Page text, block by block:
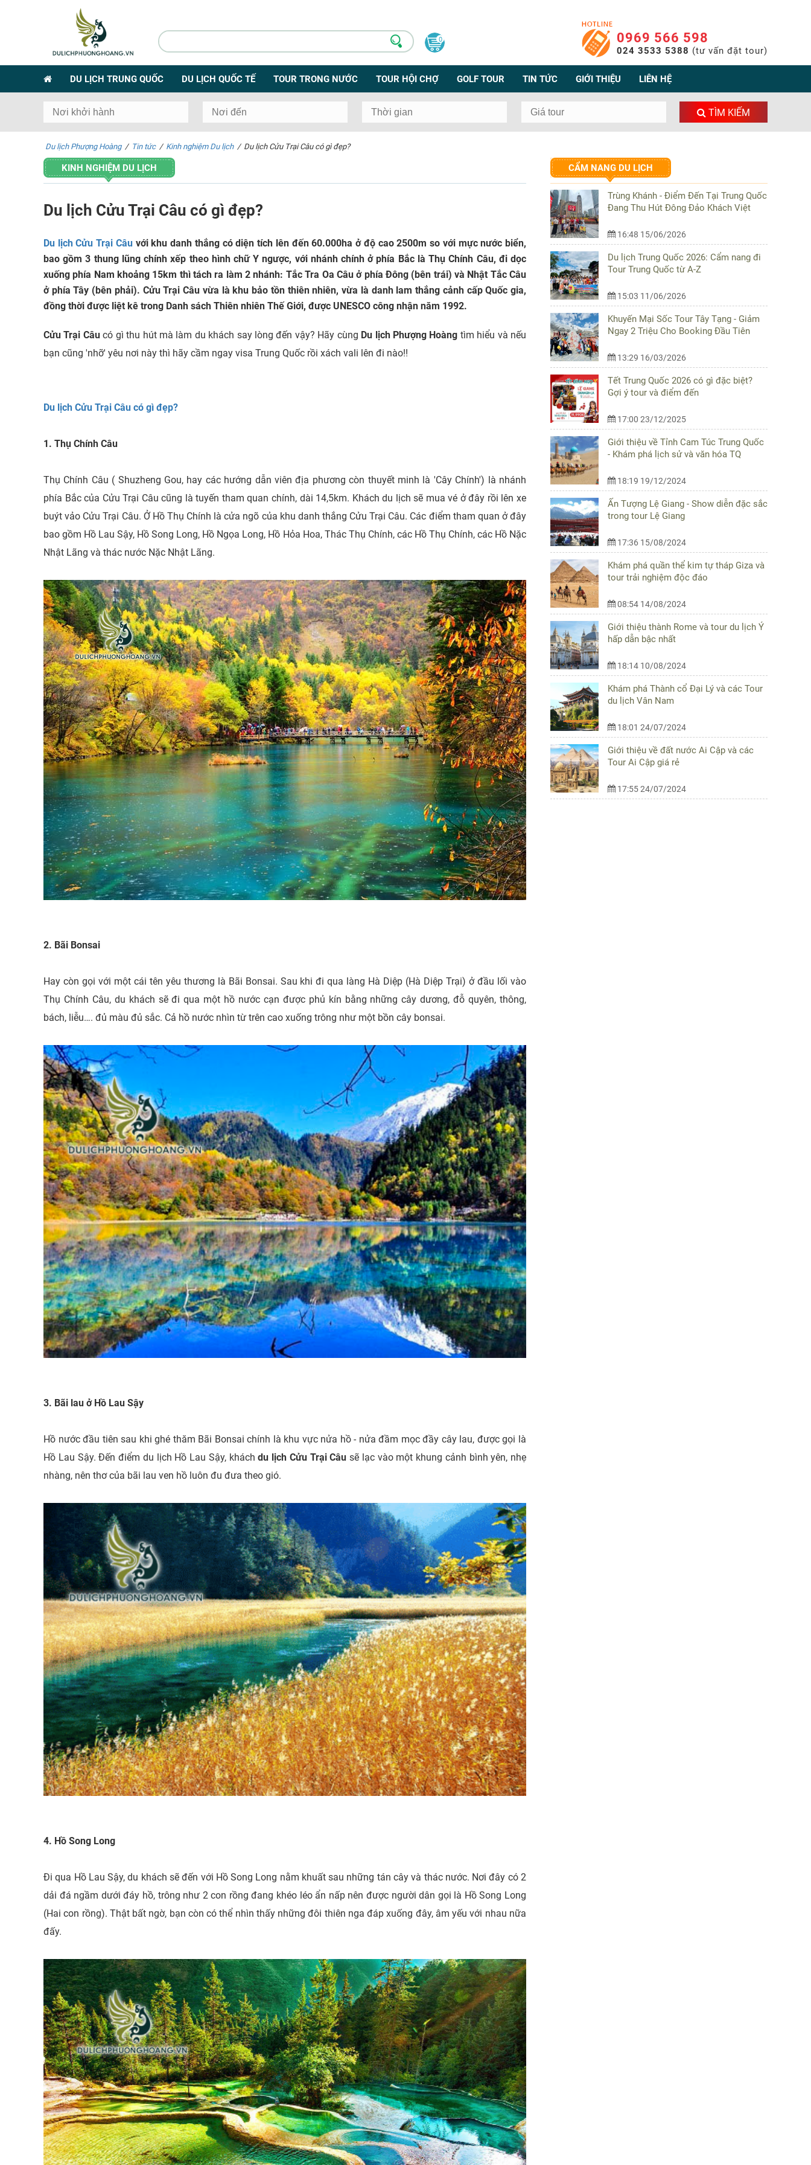
0 0969 566 598
024 3533 5388 (tư vấn đặt tour)
DU LỊCH TRUNG QUỐC DU LỊCH QUỐC TẾ TOUR TRONG NƯỚC TOUR HỘI CHỢ GOLF TOUR TIN TỨC GIỚI THIỆU LIÊN HỆ
TÌM KIẾM
Du lịch Phượng Hoàng / Tin tức / Kinh nghiệm Du lịch / Du lịch Cửu Trại Câu có gì đẹp?
KINH NGHIỆM DU LỊCH
Du lịch Cửu Trại Câu có gì đẹp?
Du lịch Cửu Trại Câuvới khu danh thắng có diện tích lên đến 60.000ha ở độ cao 2500m so với mực nước biển,
bao gồm 3 thung lũng chính xếp theo hình chữ Y ngược, với nhánh chính ở phía Bắc là Thụ Chính Câu, đi dọc
xuống phía Nam khoảng 15km thì tách ra làm 2 nhánh: Tắc Tra Oa Câu ở phía Đông (bên trái) và Nhật Tắc Câu
ở phía Tây (bên phải). Cửu Trại Câu vừa là khu bảo tồn thiên nhiên, vừa là danh lam thắng cảnh cấp Quốc gia,
đồng thời được liệt kê trong Danh sách Thiên nhiên Thế Giới, được UNESCO công nhận năm 1992.
Cửu Trại Câucó gì thu hút mà làm du khách say lòng đến vậy? Hãy cùng Du lịch Phượng Hoàng tìm hiểu và nếu
bạn cũng 'nhỡ' yêu nơi này thì hãy cầm ngay visa Trung Quốc rồi xách vali lên đi nào!!
Du lịch Cửu Trại Câu có gì đẹp?
1. Thụ Chính Câu
Thụ Chính Câu ( Shuzheng Gou, hay các hướng dẫn viên địa phương còn thuyết minh là 'Cây Chính') là nhánh
phía Bắc của Cửu Trại Câu cũng là tuyến tham quan chính, dài 14,5km. Khách du lịch sẽ mua vé ở đây rồi lên xe
buýt vảo Cửu Trại Câu. Ở Hồ Thụ Chính là cửa ngõ của khu danh thắng Cửu Trại Câu. Các điểm tham quan ở đây
bao gồm Hồ Lau Sậy, Hồ Song Long, Hồ Ngọa Long, Hồ Hỏa Hoa, Thác Thụ Chính, các Hồ Thụ Chính, các Hồ Nặc
Nhật Lãng và thác nước Nặc Nhật Lãng.
2. Bãi Bonsai
Hay còn gọi với một cái tên yêu thương là Bãi Bonsai. Sau khi đi qua làng Hà Diệp (Hà Diệp Trại) ở đầu lối vào
Thụ Chính Câu, du khách sẽ đi qua một hồ nước cạn được phủ kín bằng những cây dương, đỗ quyên, thông,
bách, liễu…. đủ màu đủ sắc. Cả hồ nước nhìn từ trên cao xuống trông như một bồn cây bonsai.
3. Bãi lau ở Hồ Lau Sậy
Hồ nước đầu tiên sau khi ghé thăm Bãi Bonsai chính là khu vực nửa hồ - nửa đầm mọc đầy cây lau, được gọi là
Hồ Lau Sậy. Đến điểm du lịch Hồ Lau Sậy, kháchdu lịch Cửu Trại Câu sẽ lạc vào một khung cảnh bình yên, nhẹ
nhàng, nên thơ của bãi lau ven hồ luôn đu đưa theo gió.
4. Hồ Song Long
Đi qua Hồ Lau Sậy, du khách sẽ đến với Hồ Song Long nằm khuất sau những tán cây và thác nước. Nơi đây có 2
dải đá ngầm dưới đáy hồ, trông như 2 con rồng đang khéo léo ẩn nấp nên được người dân gọi là Hồ Song Long
(Hai con rồng). Thật bất ngờ, bạn còn có thể nhìn thấy những đôi thiên nga đáp xuống đây, âm yếu với nhau nữa
đấy.
CẨM NANG DU LỊCH
Trùng Khánh - Điểm Đến Tại Trung Quốc
Đang Thu Hút Đông Đảo Khách Việt
16:48 15/06/2026
Du lịch Trung Quốc 2026: Cẩm nang đi
Tour Trung Quốc từ A-Z
15:03 11/06/2026
Khuyến Mại Sốc Tour Tây Tạng - Giảm
Ngay 2 Triệu Cho Booking Đầu Tiên
13:29 16/03/2026
Tết Trung Quốc 2026 có gì đặc biệt?
Gợi ý tour và điểm đến
17:00 23/12/2025
Giới thiệu về Tỉnh Cam Túc Trung Quốc
- Khám phá lịch sử và văn hóa TQ
18:19 19/12/2024
Ấn Tượng Lệ Giang - Show diễn đặc sắc
trong tour Lệ Giang
17:36 15/08/2024
Khám phá quần thể kim tự tháp Giza và
tour trải nghiệm độc đáo
08:54 14/08/2024
Giới thiệu thành Rome và tour du lịch Ý
hấp dẫn bậc nhất
18:14 10/08/2024
Khám phá Thành cổ Đại Lý và các Tour
du lịch Vân Nam
18:01 24/07/2024
Giới thiệu về đất nước Ai Cập và các
Tour Ai Cập giá rẻ
17:55 24/07/2024